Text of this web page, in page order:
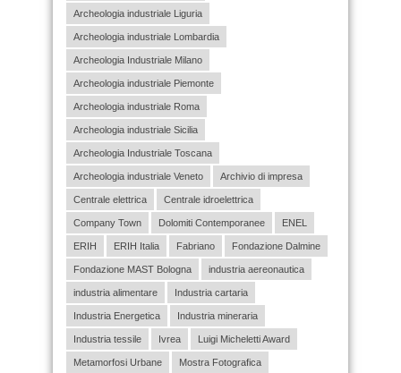
Archeologia industriale Liguria
Archeologia industriale Lombardia
Archeologia Industriale Milano
Archeologia industriale Piemonte
Archeologia industriale Roma
Archeologia industriale Sicilia
Archeologia Industriale Toscana
Archeologia industriale Veneto Archivio di impresa
Centrale elettrica Centrale idroelettrica
Company Town Dolomiti Contemporanee ENEL
ERIH ERIH Italia Fabriano Fondazione Dalmine
Fondazione MAST Bologna industria aereonautica
industria alimentare Industria cartaria
Industria Energetica Industria mineraria
Industria tessile Ivrea Luigi Micheletti Award
Metamorfosi Urbane Mostra Fotografica